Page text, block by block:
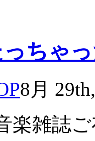
ゃっ
8月
楽雑誌